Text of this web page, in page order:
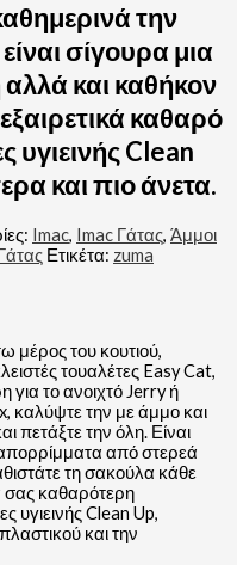
την
σίγουρα μια
και καθήκον
καθαρό
υγιεινής Clean
και πιο άνετα.
Imac, Imac Γάτας, Άμμοι
Ετικέτα: zuma
του κουτιού,
τουαλέτες Easy Cat,
το ανοιχτό Jerry ή
καλύψτε την με άμμο και
πετάξτε την όλη. Είναι
από στερεά
τη σακούλα κάθε
σας καθαρότερη
υγιεινής Clean Up,
και την